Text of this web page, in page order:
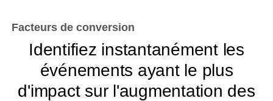
Facteurs de conversion
Identifiez instantanément les
événements ayant le plus
d'impact sur l'augmentation des